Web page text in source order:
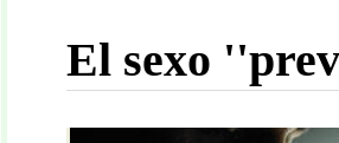
El sexo